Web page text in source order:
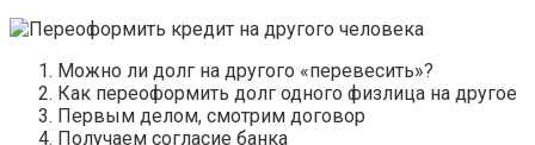
Можно ли долг на другого «перевесить»?
Как переоформить долг одного физлица на другое
Первым делом, смотрим договор
Получаем согласие банка